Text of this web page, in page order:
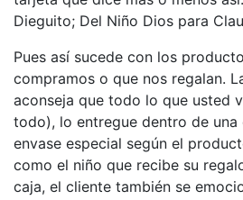
Dieguito; Del Niño Dios para
Pues así sucede con los
compramos o que nos regalan.
aconseja que todo lo que usted
todo), lo entregue dentro de una
envase especial según el
como el niño que recibe su
caja, el cliente también se